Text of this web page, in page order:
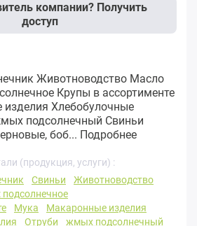
компании? Получить
доступ
Животноводство Масло
Крупы в ассортименте
Хлебобулочные
подсолнечный Свиньи
боб... Подробнее
(продукция, услуги) :
Свиньи
Животноводство
подсолнечное
Мука
Макаронные изделия
Отруби жмых подсолнечный